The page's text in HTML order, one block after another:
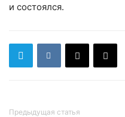
и состоялся.
Предыдущая статья